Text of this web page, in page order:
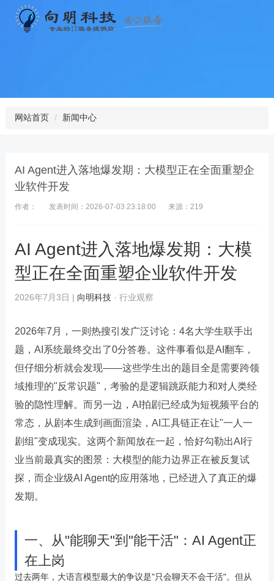
网站首页 新闻中心
AI Agent进入落地爆发期：大模型正在全面重塑企
业软件开发
作者： 发表时间：2026-07-03 23:18:00 来源：219
AI Agent进入落地爆发期：大模
型正在全面重塑企业软件开发
2026年7月3日 | 向明科技· 行业观察
2026年7月，一则热搜引发广泛讨论：4名大学生联手出
题，AI系统最终交出了0分答卷。这件事看似是AI翻车，
但仔细分析就会发现——这些学生出的题目全是需要跨领
域推理的"反常识题"，考验的是逻辑跳跃能力和对人类经
验的隐性理解。而另一边，AI拍剧已经成为短视频平台的
常态，从剧本生成到画面渲染，AI工具链正在让"一人一
剧组"变成现实。这两个新闻放在一起，恰好勾勒出AI行
业当前最真实的图景：大模型的能力边界正在被反复试
探，而企业级AI Agent的应用落地，已经进入了真正的爆
发期。
一、从"能聊天"到"能干活"：AI Agent正
在上岗
过去两年，大语言模型最大的争议是"只会聊天不会干活"。但从